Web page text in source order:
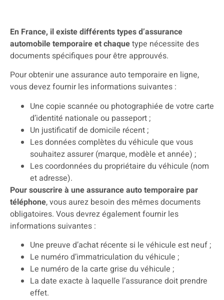
En France, il existe différents types d’assurance
automobile temporaire et chaquetype nécessite des
documents spécifiques pour être approuvés.
Pour obtenir une assurance auto temporaire en ligne,
vous devez fournir les informations suivantes :
Une copie scannée ou photographiée de votre carte
d’identité nationale ou passeport ;
Un justificatif de domicile récent ;
Les données complètes du véhicule que vous
souhaitez assurer (marque, modèle et année) ;
Les coordonnées du propriétaire du véhicule (nom
et adresse).
Pour souscrire à une assurance auto temporaire par
téléphone, vous aurez besoin des mêmes documents
obligatoires. Vous devrez également fournir les
informations suivantes :
Une preuve d’achat récente si le véhicule est neuf ;
Le numéro d’immatriculation du véhicule ;
Le numéro de la carte grise du véhicule ;
La date exacte à laquelle l’assurance doit prendre
effet.